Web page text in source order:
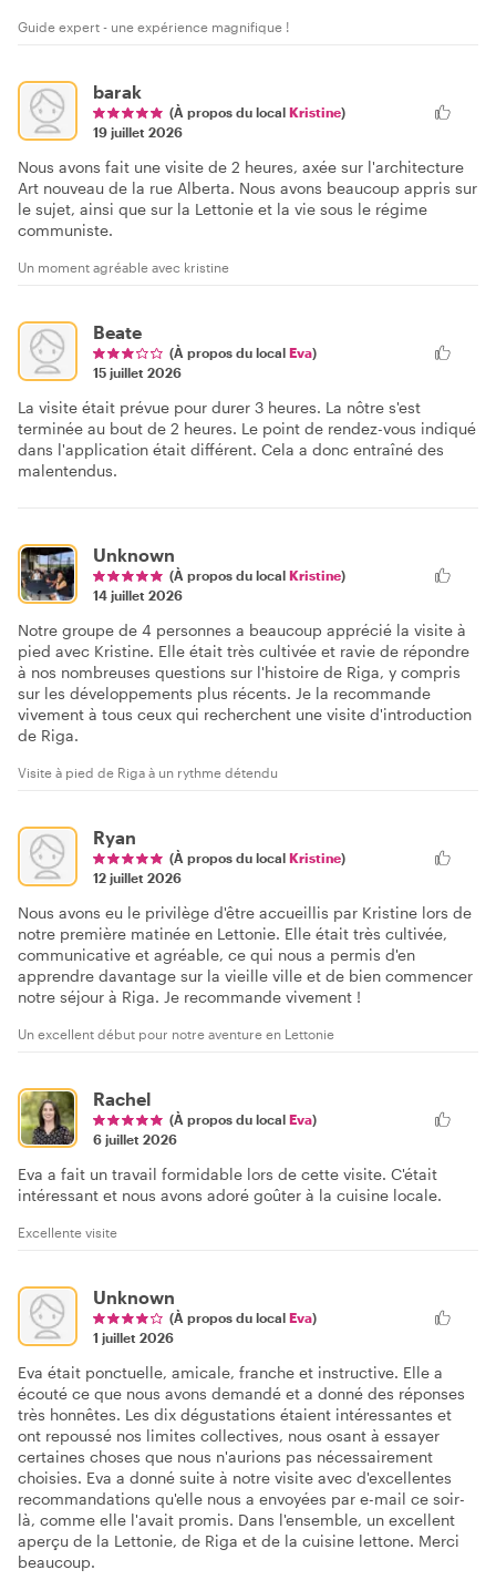
Guide expert - une expérience magnifique !
barak
(À propos du local Kristine)
19 juillet 2026
Nous avons fait une visite de 2 heures, axée sur l'architecture
Art nouveau de la rue Alberta. Nous avons beaucoup appris sur
le sujet, ainsi que sur la Lettonie et la vie sous le régime
communiste.
Un moment agréable avec kristine
Beate
(À propos du local Eva)
15 juillet 2026
La visite était prévue pour durer 3 heures. La nôtre s'est
terminée au bout de 2 heures. Le point de rendez-vous indiqué
dans l'application était différent. Cela a donc entraîné des
malentendus.
Unknown
(À propos du local Kristine)
14 juillet 2026
Notre groupe de 4 personnes a beaucoup apprécié la visite à
pied avec Kristine. Elle était très cultivée et ravie de répondre
à nos nombreuses questions sur l'histoire de Riga, y compris
sur les développements plus récents. Je la recommande
vivement à tous ceux qui recherchent une visite d'introduction
de Riga.
Visite à pied de Riga à un rythme détendu
Ryan
(À propos du local Kristine)
12 juillet 2026
Nous avons eu le privilège d'être accueillis par Kristine lors de
notre première matinée en Lettonie. Elle était très cultivée,
communicative et agréable, ce qui nous a permis d'en
apprendre davantage sur la vieille ville et de bien commencer
notre séjour à Riga. Je recommande vivement !
Un excellent début pour notre aventure en Lettonie
Rachel
(À propos du local Eva)
6 juillet 2026
Eva a fait un travail formidable lors de cette visite. C'était
intéressant et nous avons adoré goûter à la cuisine locale.
Excellente visite
Unknown
(À propos du local Eva)
1 juillet 2026
Eva était ponctuelle, amicale, franche et instructive. Elle a
écouté ce que nous avons demandé et a donné des réponses
très honnêtes. Les dix dégustations étaient intéressantes et
ont repoussé nos limites collectives, nous osant à essayer
certaines choses que nous n'aurions pas nécessairement
choisies. Eva a donné suite à notre visite avec d'excellentes
recommandations qu'elle nous a envoyées par e-mail ce soir-
là, comme elle l'avait promis. Dans l'ensemble, un excellent
aperçu de la Lettonie, de Riga et de la cuisine lettone. Merci
beaucoup.